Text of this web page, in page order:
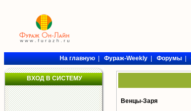
На главную|Фураж-Weekly|Форумы|
ВХОД В СИСТЕМУ
Венцы-Заря